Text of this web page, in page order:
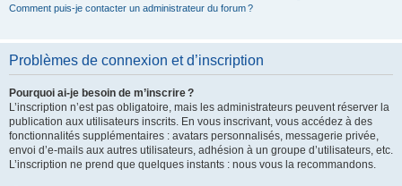
Comment puis-je contacter un administrateur du forum ?
Problèmes de connexion et d’inscription
Pourquoi ai-je besoin de m’inscrire ?
L’inscription n’est pas obligatoire, mais les administrateurs peuvent réserver la
publication aux utilisateurs inscrits. En vous inscrivant, vous accédez à des
fonctionnalités supplémentaires : avatars personnalisés, messagerie privée,
envoi d’e-mails aux autres utilisateurs, adhésion à un groupe d’utilisateurs, etc.
L’inscription ne prend que quelques instants : nous vous la recommandons.